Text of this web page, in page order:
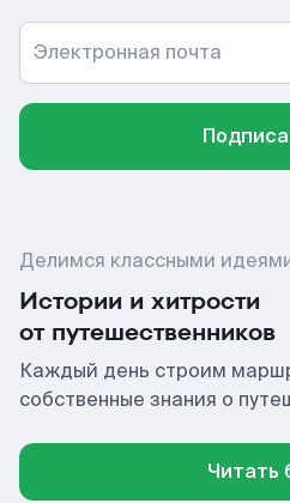
Электронная почта
Делимся классными
Истории и хитрости
от путешественников
Каждый день строим
собственные знания о
Читать